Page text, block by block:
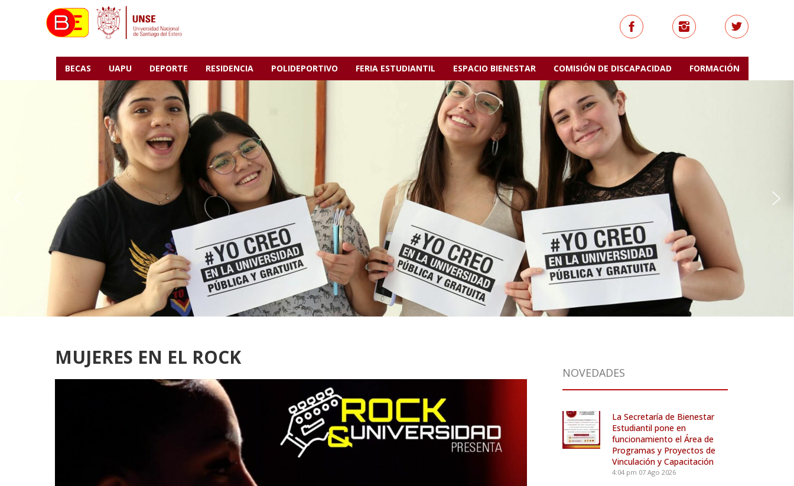
BECAS UAPU DEPORTE RESIDENCIA POLIDEPORTIVO FERIA ESTUDIANTIL ESPACIO BIENESTAR COMISIÓN DE DISCAPACIDAD FORMACIÓN
MUJERES EN EL ROCK
NOVEDADES
La Secretaría de Bienestar
Estudiantil pone en
funcionamiento el Área de
Programas y Proyectos de
Vinculación y Capacitación
4:04 pm 07 Ago 2026